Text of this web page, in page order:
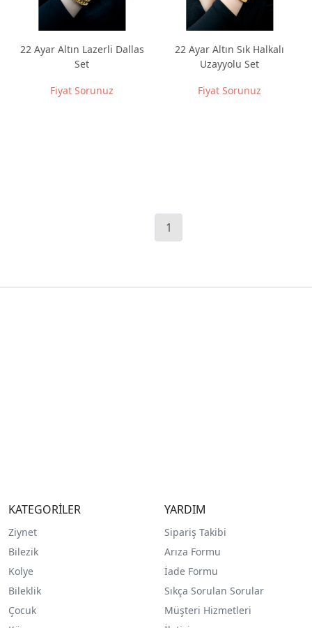
22 Ayar Altın Lazerli Dallas
Set
Fiyat Sorunuz
22 Ayar Altın Sık Halkalı
Uzayyolu Set
Fiyat Sorunuz
1
KATEGORİLER
Ziynet
Bilezik
Kolye
Bileklik
Çocuk
YARDIM
Sipariş Takibi
Arıza Formu
İade Formu
Sıkça Sorulan Sorular
Müşteri Hizmetleri